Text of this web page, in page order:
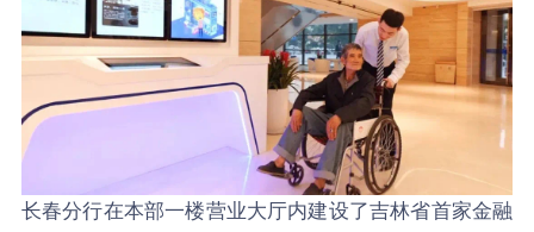
长春分行在本部一楼营业大厅内建设了吉林省首家金融